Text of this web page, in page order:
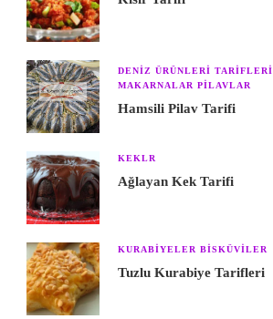
DENIZ ÜRÜNLERI TARIFLERI
MAKARNALAR PILAVLAR
Hamsili Pilav Tarifi
KEKLR
Ağlayan Kek Tarifi
KURABIYELER BISKÜVILER
Tuzlu Kurabiye Tarifleri